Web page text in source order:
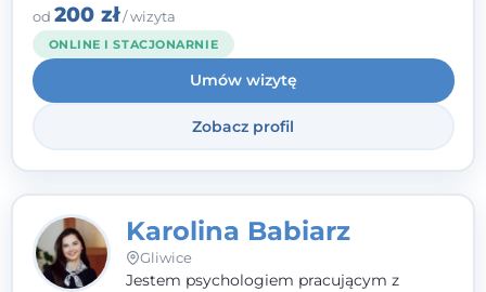
spotkanie traktuję z szacunkiem,
uważnością i w atmosferze zaufania.
od 200 zł/ wizyta
ONLINE I STACJONARNIE
Umów wizytę
Zobacz profil
Karolina Babiarz
Gliwice
Jestem psychologiem pracującym z